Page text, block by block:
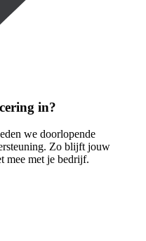
in?
we doorlopende
Zo blijft jouw
mee met je bedrijf.